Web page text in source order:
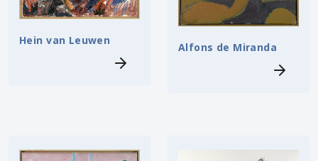
Hein van Leuwen
Alfons de Miranda